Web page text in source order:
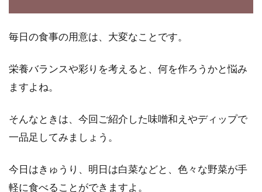
毎日の食事の用意は、大変なことです。
栄養バランスや彩りを考えると、何を作ろうかと悩み
ますよね。
そんなときは、今回ご紹介した味噌和えやディップで
一品足してみましょう。
今日はきゅうり、明日は白菜などと、色々な野菜が手
軽に食べることができますよ。